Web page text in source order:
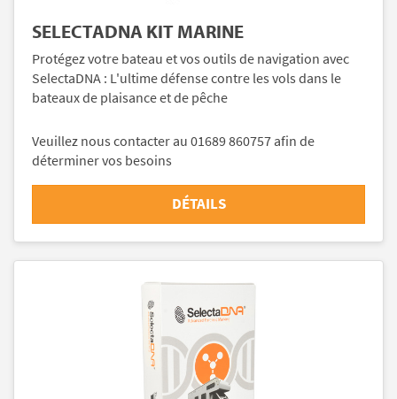
SELECTADNA KIT MARINE
Protégez votre bateau et vos outils de navigation avec
SelectaDNA : L'ultime défense contre les vols dans le
bateaux de plaisance et de pêche
Veuillez nous contacter au 01689 860757 afin de
déterminer vos besoins
DÉTAILS